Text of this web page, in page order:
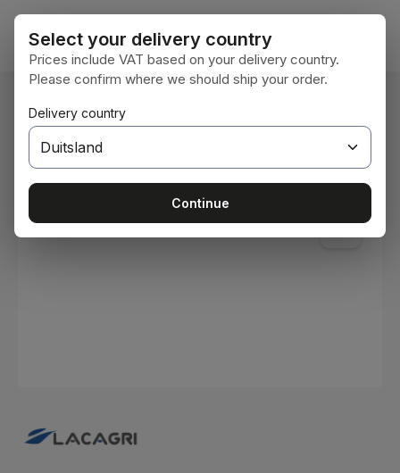
Ga naar de hoofdinhoud
U bent hier: Home
Verven en lakken
Afbeeldingengalerij overslaan
Select your delivery country
Prices include VAT based on your delivery country.
Please confirm where we should ship your order.
Delivery country
Continue